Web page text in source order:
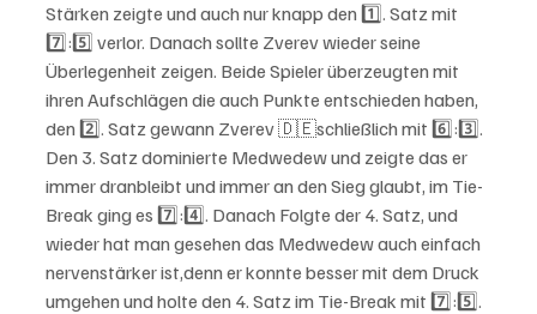
Stärken zeigte und auch nur knapp den 1️⃣. Satz mit
7️⃣:5️⃣ verlor. Danach sollte Zverev wieder seine
Überlegenheit zeigen. Beide Spieler überzeugten mit
ihren Aufschlägen die auch Punkte entschieden haben,
den 2️⃣. Satz gewann Zverev 🇩🇪schließlich mit 6️⃣:3️⃣.
Den 3. Satz dominierte Medwedew und zeigte das er
immer dranbleibt und immer an den Sieg glaubt, im Tie-
Break ging es 7️⃣:4️⃣. Danach Folgte der 4. Satz, und
wieder hat man gesehen das Medwedew auch einfach
nervenstärker ist,denn er konnte besser mit dem Druck
umgehen und holte den 4. Satz im Tie-Break mit 7️⃣:5️⃣.